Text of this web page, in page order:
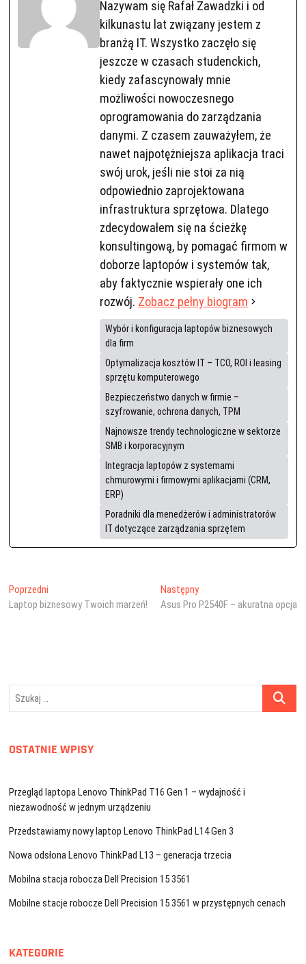
Nazywam się Rafał Zawadzki i od
kilkunastu lat związany jestem z
branżą IT. Wszystko zaczęło się
jeszcze w czasach studenckich,
kiedy zafascynowały mnie
możliwości nowoczesnego
oprogramowania do zarządzania
danymi. Z czasem zauważyłem, że
nawet najpotężniejsza aplikacja traci
swój urok, jeśli nie stoi za nią
odpowiednio zaprojektowana
infrastruktura sprzętowa. Dlatego
zdecydowałem się na ścieżkę
konsultingową, by pomagać firmom w
doborze laptopów i systemów tak,
aby faktycznie wspierały one ich
rozwój. Zobacz pełny biogram
Wybór i konfiguracja laptopów biznesowych
dla firm
Optymalizacja kosztów IT – TCO, ROI i leasing
sprzętu komputerowego
Bezpieczeństwo danych w firmie –
szyfrowanie, ochrona danych, TPM
Najnowsze trendy technologiczne w sektorze
SMB i korporacyjnym
Integracja laptopów z systemami
chmurowymi i firmowymi aplikacjami (CRM,
ERP)
Poradniki dla menedżerów i administratorów
IT dotyczące zarządzania sprzętem
Nawigacja
wpisu
Poprzedni
wpis:
Laptop biznesowy Twoich marzeń!
NastępnyNastępny
wpis:
Asus Pro P2540F – akuratna opcja
Szukaj
OSTATNIE WPISY
Przegląd laptopa Lenovo ThinkPad T16 Gen 1 – wydajność i
niezawodność w jednym urządzeniu
Przedstawiamy nowy laptop Lenovo ThinkPad L14 Gen 3
Nowa odsłona Lenovo ThinkPad L13 – generacja trzecia
Mobilna stacja robocza Dell Precision 15 3561
Mobilne stacje robocze Dell Precision 15 3561 w przystępnych cenach
KATEGORIE